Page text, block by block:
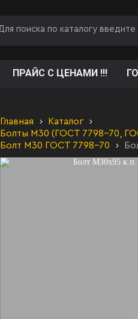
ПРАЙС С ЦЕНАМИ !!!
Главная
Каталог
Болты М30 (ГОСТ 7798-70,
Болт М30 ГОСТ 7798-70